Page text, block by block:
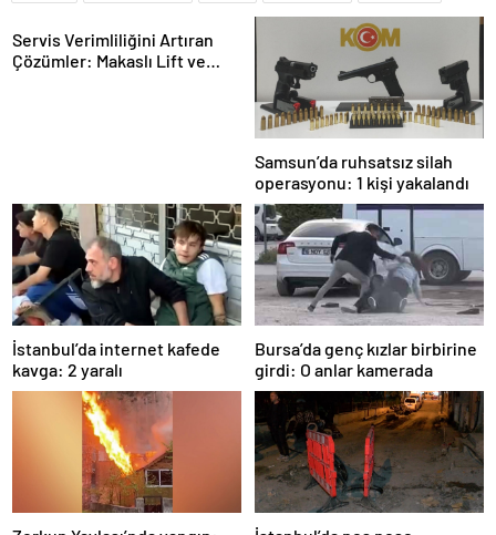
Servis Verimliliğini Artıran
Çözümler: Makaslı Lift ve
Samsun’da ruhsatsız silah
operasyonu: 1 kişi yakalandı
İstanbul’da internet kafede
kavga: 2 yaralı
Bursa’da genç kızlar birbirine
girdi: O anlar kamerada